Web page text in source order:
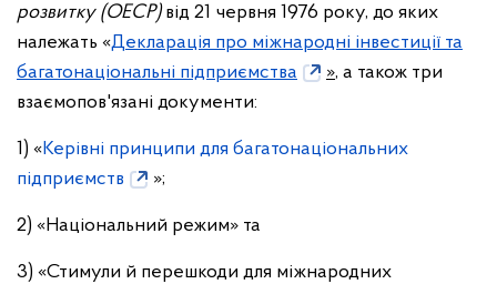
розвитку (ОЕСР)від 21 червня 1976 року, до яких
належать «Декларація про міжнародні інвестиції та
багатонаціональні підприємства
», а також три
взаємопов'язані документи:
1) «Керівні принципи для багатонаціональних
підприємств
»;
2) «Національний режим» та
3) «Стимули й перешкоди для міжнародних